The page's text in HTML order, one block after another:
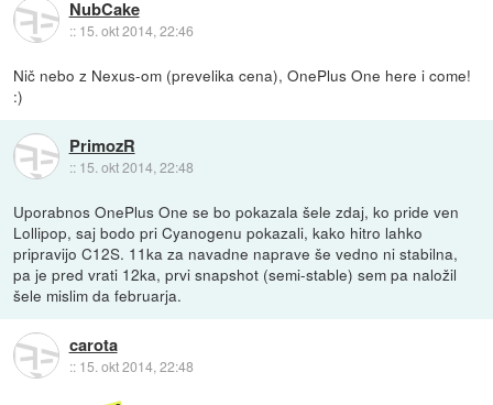
NubCake
:: 15. okt 2014, 22:46
Nič nebo z Nexus-om (prevelika cena), OnePlus One here i come!
:)
PrimozR
:: 15. okt 2014, 22:48
Uporabnos OnePlus One se bo pokazala šele zdaj, ko pride ven
Lollipop, saj bodo pri Cyanogenu pokazali, kako hitro lahko
pripravijo C12S. 11ka za navadne naprave še vedno ni stabilna,
pa je pred vrati 12ka, prvi snapshot (semi-stable) sem pa naložil
šele mislim da februarja.
carota
:: 15. okt 2014, 22:48